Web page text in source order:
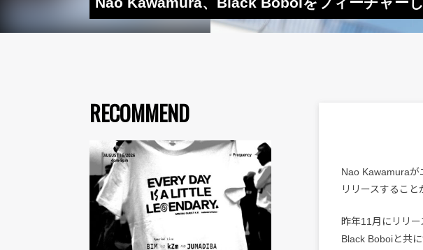
RECOMMEND
Nao Kawamuraが
リリースすること
昨年11月にリリ
Black Boboiと共